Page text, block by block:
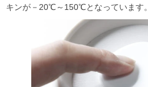
キンが－20℃～150℃となっています。